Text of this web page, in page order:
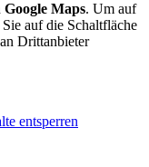
Google Maps. Um auf
auf die Schaltfläche
Drittanbieter
entsperren